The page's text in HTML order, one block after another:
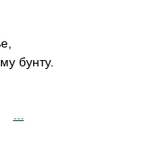
бунту.